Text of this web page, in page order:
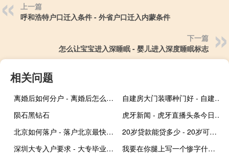
上一篇
呼和浩特户口迁入条件 - 外省户口迁入内蒙条件
下一篇
怎么让宝宝进入深睡眠 - 婴儿进入深度睡眠标志
相关问题
离婚后如何分户 - 离婚后怎么分户口本
自建房大门装哪种门好 - 自建房大门装哪种门好百度
陨石黑钻石
虎牙新闻 - 虎牙直播头条今日新闻
北京如何落户 - 落户北京最快的办法
20岁贷款能贷多少 - 20岁可以去银行贷款多少
深圳大专入户要求 - 大专毕业可以入户深圳吗
我要在你腿上写一个惨字什么梗